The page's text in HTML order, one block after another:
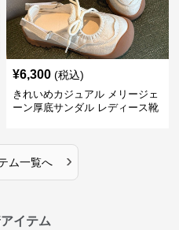
¥6,300 (税込)
きれいめカジュアル メリージェ
ーン厚底サンダル レディース靴
ム一覧へ ›
イテム